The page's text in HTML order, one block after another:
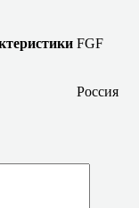
FGF
Россия